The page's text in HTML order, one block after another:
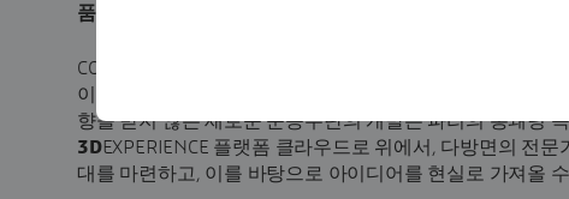
품 설계 프레임워크
COVID-19 팬데믹, 프랑스 디자이너인 “토니 파레즈-에도
이용하여 의료진을 도울 수 있는 ‘자율 비행 앰뷸런스’ 컨
향을 받지 않는 새로운 운송수단의 개발은 파리의 봉쇄령
3DEXPERIENCE 플랫폼 클라우드로 위에서, 다방면의 전
대를 마련하고, 이를 바탕으로 아이디어를 현실로 가져올